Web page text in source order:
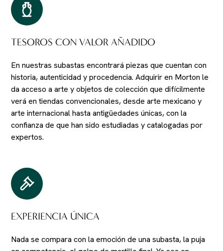
TESOROS CON VALOR AÑADIDO
En nuestras subastas encontrará piezas que cuentan con
historia, autenticidad y procedencia. Adquirir en Morton le
da acceso a arte y objetos de colección que difícilmente
verá en tiendas convencionales, desde arte mexicano y
arte internacional hasta antigüedades únicas, con la
confianza de que han sido estudiadas y catalogadas por
expertos.
EXPERIENCIA ÚNICA
Nada se compara con la emoción de una subasta, la puja